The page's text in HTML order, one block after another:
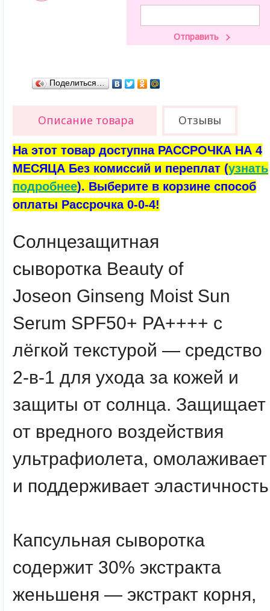
Поделиться…
Описание товара Отзывы
На этот товар доступна РАССРОЧКА НА 4
МЕСЯЦА Без комиссий и переплат (узнать
подробнее). Выберите в корзине способ
оплаты Рассрочка 0-0-4!
Солнцезащитная
сыворотка Beauty of
Joseon Ginseng Moist Sun
Serum SPF50+ PA++++ с
лёгкой текстурой — средство
2-в-1 для ухода за кожей и
защиты от солнца. Защищает
от вредного воздействия
ультрафиолета, омолаживает
и поддерживает
Капсульная сыворотка
содержит 30% экстракта
женьшеня — экстракт корня,